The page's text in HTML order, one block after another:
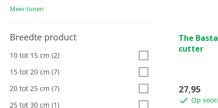
Meer tonen
Breedte product
10 tot 15 cm (2)
15 tot 20 cm (7)
20 tot 25 cm (7)
25 tot 30 cm (1)
van
de
The
cutter
27,95
Op